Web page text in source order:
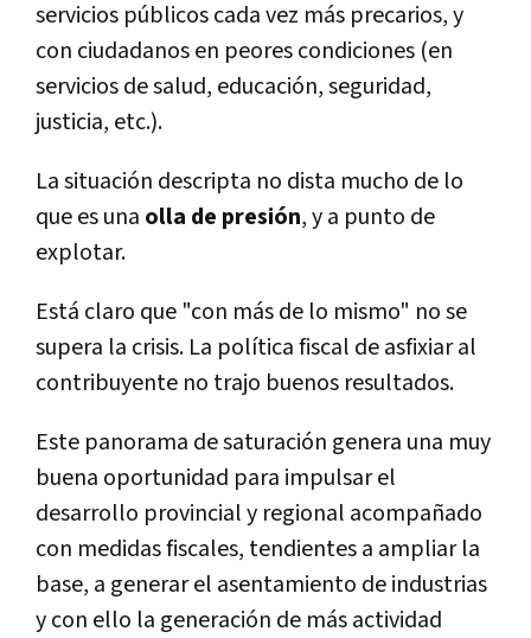
servicios públicos cada vez más precarios, y
con ciudadanos en peores condiciones (en
servicios de salud, educación, seguridad,
justicia, etc.).
La situación descripta no dista mucho de lo
que es una olla de presión, y a punto de
explotar.
Está claro que "con más de lo mismo" no se
supera la crisis. La política fiscal de asfixiar al
contribuyente no trajo buenos resultados.
Este panorama de saturación genera una muy
buena oportunidad para impulsar el
desarrollo provincial y regional acompañado
con medidas fiscales, tendientes a ampliar la
base, a generar el asentamiento de industrias
y con ello la generación de más actividad